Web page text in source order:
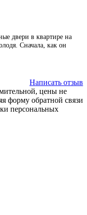
двери в квартире на
Сначала, как он
Написать отзыв
цены не
форму обратной связи
персональных